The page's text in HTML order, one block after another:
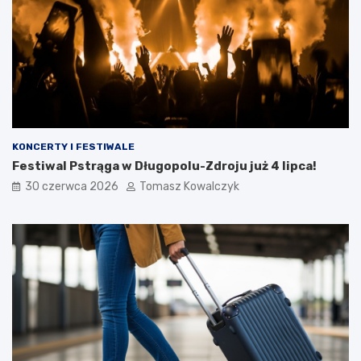
KONCERTY I FESTIWALE
Festiwal Pstrąga w Długopolu-Zdroju już 4 lipca!
30 czerwca 2026 Tomasz Kowalczyk